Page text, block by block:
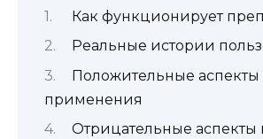
Как функционирует
Реальные истории
Положительные аспекты
применения
Отрицательные аспекты